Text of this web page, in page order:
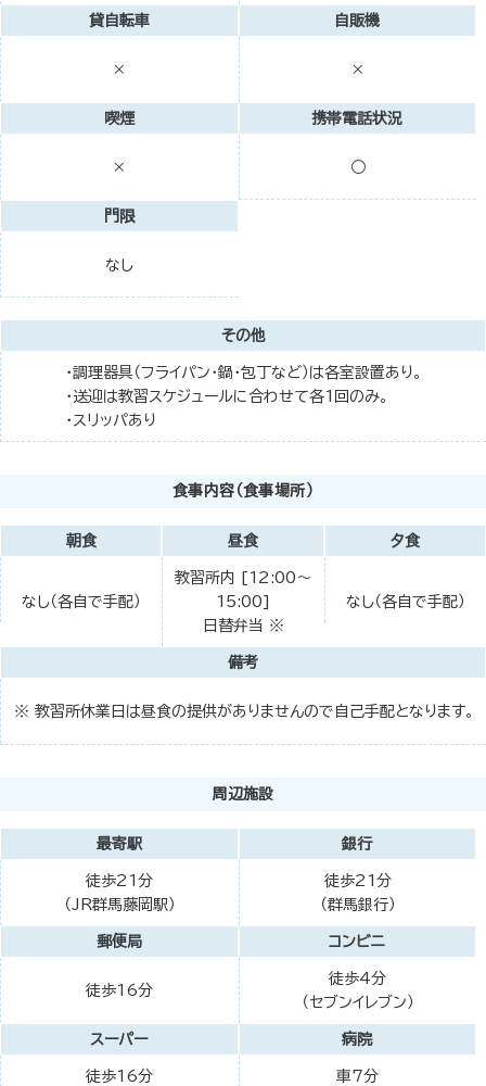
貸自転車
×
自販機
×
喫煙
×
携帯電話状況
○
門限
なし
その他
・調理器具（フライパン・鍋・包丁など）は各室設置あり。
・送迎は教習スケジュールに合わせて各1回のみ。
・スリッパあり
食事内容（食事場所）
朝食
なし（各自で手配）
昼食
教習所内 [12:00～
15:00]
日替弁当 ※
夕食
なし（各自で手配）
備考
※ 教習所休業日は昼食の提供がありませんので自己手配となります。
周辺施設
最寄駅
徒歩21分
（JR群馬藤岡駅）
銀行
徒歩21分
（群馬銀行）
郵便局
徒歩16分
コンビニ
徒歩4分
（セブンイレブン）
スーパー
徒歩16分
病院
車7分